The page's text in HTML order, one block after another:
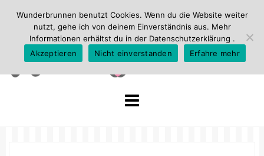
Wunderbrunnen benutzt Cookies. Wenn du die Website weiter
nutzt, gehe ich von deinem Einverständnis aus. Mehr
Informationen erhältst du in der Datenschutzerklärung .
Akzeptieren
Nicht einverstanden Erfahre mehr